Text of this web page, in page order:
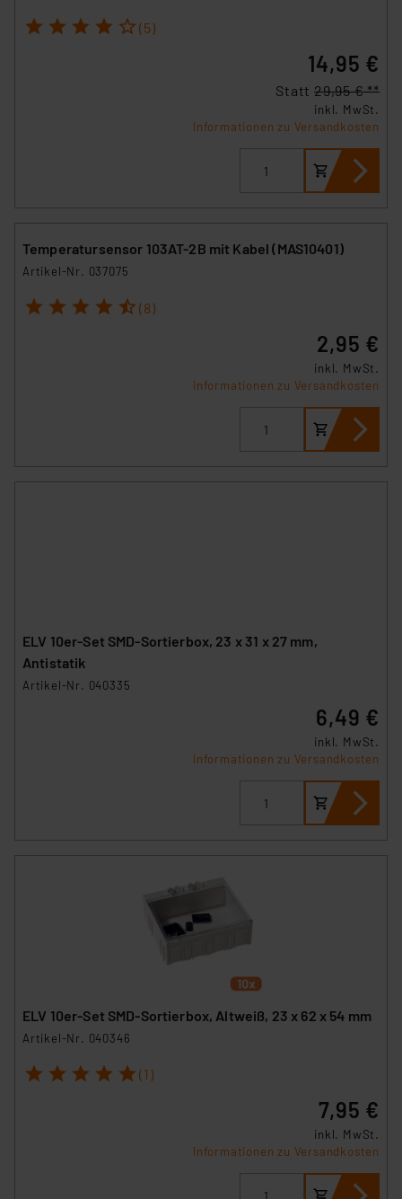
1 2 3 4 5 (5)
14,95 €
Statt 29,95 € **
inkl. MwSt.
Informationen zu Versandkosten
Temperatursensor 103AT-2B mit Kabel (MAS10401)
Artikel-Nr. 037075
1 2 3 4 5 (8)
2,95 €
inkl. MwSt.
Informationen zu Versandkosten
ELV 10er-Set SMD-Sortierbox, 23 x 31 x 27 mm,
Antistatik
Artikel-Nr. 040335
6,49 €
inkl. MwSt.
Informationen zu Versandkosten
ELV 10er-Set SMD-Sortierbox, Altweiß, 23 x 62 x 54 mm
Artikel-Nr. 040346
1 2 3 4 5 (1)
7,95 €
inkl. MwSt.
Informationen zu Versandkosten